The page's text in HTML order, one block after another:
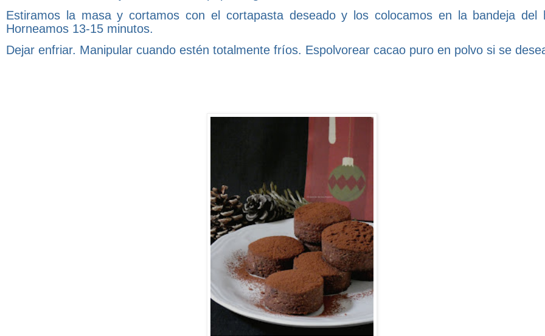
Estiramos la masa y cortamos con el cortapasta deseado y los colocamos en la bandeja del
Horneamos 13-15 minutos.
Dejar enfriar. Manipular cuando estén totalmente fríos. Espolvorear cacao puro en polvo si se